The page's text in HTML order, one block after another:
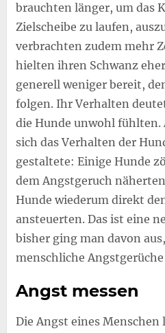
brauchten länger, um das
Zielscheibe zu laufen,
verbrachten zudem mehr
hielten ihren Schwanz
generell weniger bereit,
folgen. Ihr Verhalten
die Hunde unwohl fühlten.
sich das Verhalten der
gestaltete: Einige Hunde
dem Angstgeruch
Hunde wiederum direkt
ansteuerten. Das ist eine
bisher ging man davon
menschliche
Angst messen
Die Angst eines Menschen